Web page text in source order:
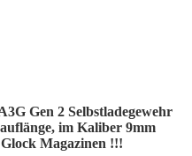
Gen 2 Selbstladegewehr
im Kaliber 9mm
Magazinen !!!